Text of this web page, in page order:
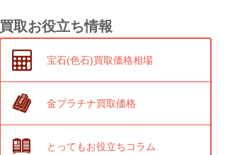
買取お役立ち情報
宝石(色石)買取価格相場
金プラチナ買取価格
とってもお役立ちコラム